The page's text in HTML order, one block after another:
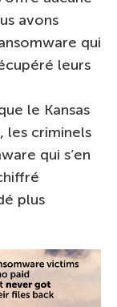
avons
qui
leurs
le Kansas
les criminels
qui s’en
plus